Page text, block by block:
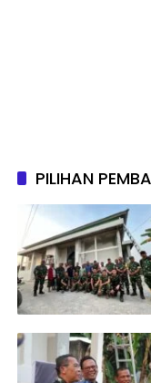
PILIHAN